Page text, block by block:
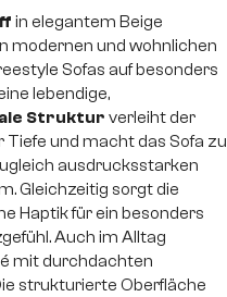
in elegantem Beige
modernen und wohnlichen
Sofas auf besonders
lebendige,
Struktur verleiht der
Tiefe und macht das Sofa zu
ausdrucksstarken
Gleichzeitig sorgt die
Haptik für ein besonders
Auch im Alltag
mit durchdachten
strukturierte Oberfläche